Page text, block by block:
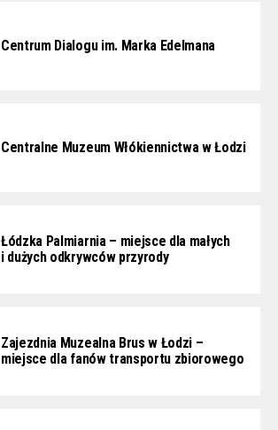
Centrum Dialogu im. Marka Edelmana
Centralne Muzeum Włókiennictwa w Łodzi
Łódzka Palmiarnia – miejsce dla małych
i dużych odkrywców przyrody
Zajezdnia Muzealna Brus w Łodzi –
miejsce dla fanów transportu zbiorowego